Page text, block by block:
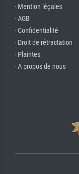
· Mention légales
· AGB
· Confidentialité
· Droit de rétractation
· Plaintes
· A propos de nous